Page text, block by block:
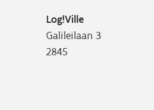
Log!Ville
Galileilaan 3
2845